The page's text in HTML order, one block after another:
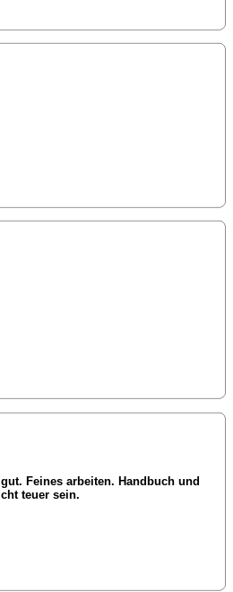
Feines arbeiten. Handbuch und
teuer sein.